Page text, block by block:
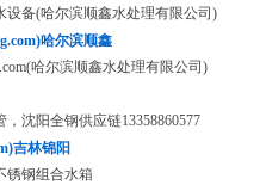
备(哈尔滨顺鑫水处理有限公司)
哈尔滨顺鑫
哈尔滨顺鑫水处理有限公司)
沈阳全钢供应链13358860577
吉林锦阳
锈钢组合水箱